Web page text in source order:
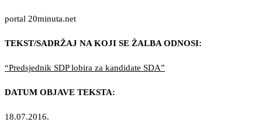
portal 20minuta.net
TEKST/SADRŽAJ NA KOJI SE ŽALBA ODNOSI:
“Predsjednik SDP lobira za kandidate SDA”
DATUM OBJAVE TEKSTA:
18.07.2016.